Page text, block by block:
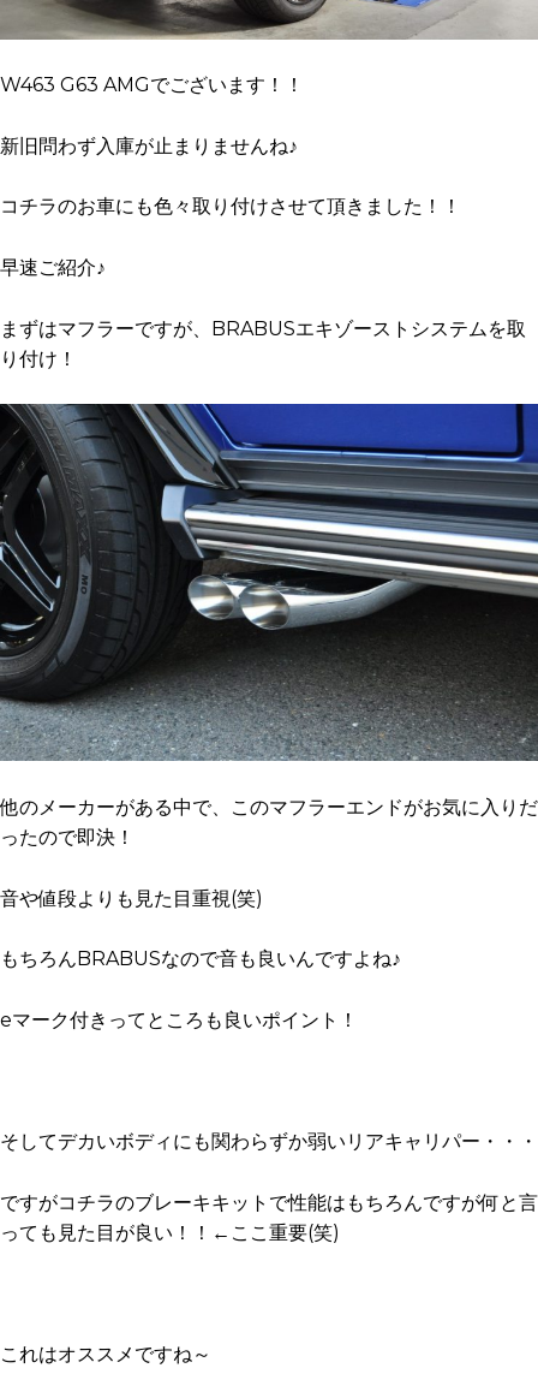
W463 G63 AMGでございます！！
新旧問わず入庫が止まりませんね♪
コチラのお車にも色々取り付けさせて頂きました！！
早速ご紹介♪
まずはマフラーですが、BRABUSエキゾーストシステムを取
り付け！
他のメーカーがある中で、このマフラーエンドがお気に入りだ
ったので即決！
音や値段よりも見た目重視(笑)
もちろんBRABUSなので音も良いんですよね♪
eマーク付きってところも良いポイント！
そしてデカいボディにも関わらずか弱いリアキャリパー・・・
ですがコチラのブレーキキットで性能はもちろんですが何と言
っても見た目が良い！！←ここ重要(笑)
これはオススメですね～